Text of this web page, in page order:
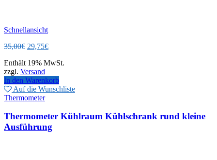
Schnellansicht
35,00€ Ursprünglicher
war:
35,00€
29,75€Aktueller
ist:
Enthält 19% MwSt.
zzgl. Versand
In den Warenkorb
Auf die Wunschliste
Thermometer
Thermometer Kühlraum Kühlschrank rund kleine
Ausführung